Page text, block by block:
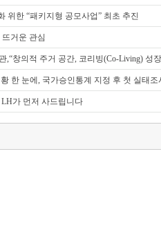
위한 “패키지형 공모사업” 최초 추진
거운 관심
,“창의적 주거 공간, 코리빙(Co-Living) 성
한 눈에, 국가승인통계 지정 후 첫 실태조
가 먼저 사드립니다